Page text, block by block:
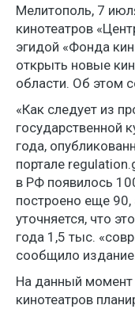
Мелитополь, 7
кинотеатров
эгидой «Фонда
открыть новые
области. Об этом
«Как следует из
государственной
года,
портале
в РФ появилось
построено еще
уточняется, что
года 1,5 тыс.
сообщило
На данный момент
кинотеатров